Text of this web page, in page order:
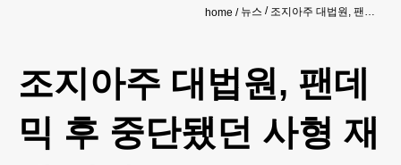
home 뉴스 조지아주 대법원, 팬데믹 후 중단됐던 사형 재개 판결
조지아주 대법원, 팬데
믹 후 중단됐던 사형 재